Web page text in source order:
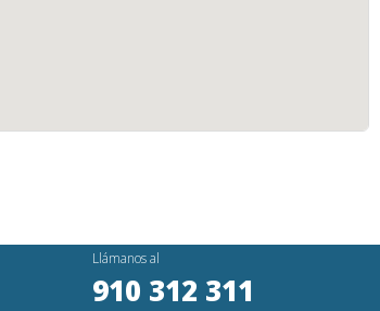
Llámanos al
910 312 311